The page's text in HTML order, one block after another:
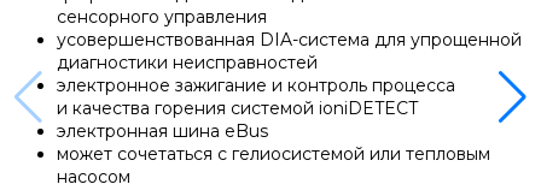
Напольные газовые конденсационные
котлы Vaillant
Настенные электрические котлы Vaillant
сенсорного управления
усовершенствованная DIA-система для упрощенной
диагностики неисправностей
электронное зажигание и контроль процесса
и качества горения системой ioniDETECT
электронная шина eBus
может сочетаться с гелиосистемой или тепловым
насосом